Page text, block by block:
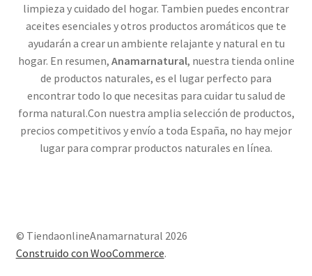
limpieza y cuidado del hogar. Tambien puedes encontrar
aceites esenciales y otros productos aromáticos que te
ayudarán a crear un ambiente relajante y natural en tu
hogar. En resumen, Anamarnatural, nuestra tienda online
de productos naturales, es el lugar perfecto para
encontrar todo lo que necesitas para cuidar tu salud de
forma natural.Con nuestra amplia selección de productos,
precios competitivos y envío a toda España, no hay mejor
lugar para comprar productos naturales en línea.
© TiendaonlineAnamarnatural 2026
Construido con WooCommerce.